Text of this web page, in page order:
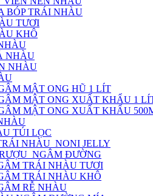
BÓP TRÁI NHÀU
TƯƠI
KHÔ
NHÀU
NHÀU
MẬT ONG HŨ 1 LÍT
MẬT ONG XUẤT KHẨU 1
MẬT ONG XUẤT KHẨU
TÚI LỌC
NHÀU_NONI JELLY
ĐƯỜNG
TRÁI NHÀU TƯƠI
TRÁI NHÀU KHÔ
RỄ NHÀU